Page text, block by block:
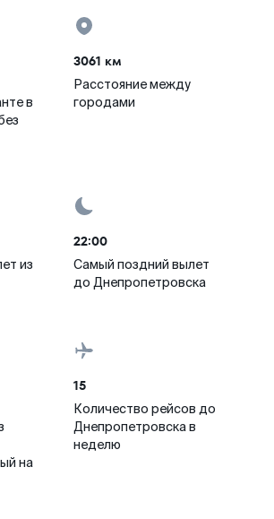
в
3061 км
Расстояние между
городами
из
22:00
Самый поздний вылет
до Днепропетровска
на
15
Количество рейсов до
Днепропетровска в
неделю